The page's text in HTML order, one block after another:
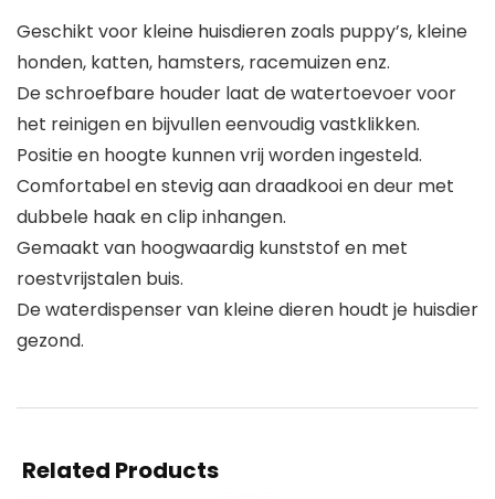
Geschikt voor kleine huisdieren zoals puppy’s, kleine
honden, katten, hamsters, racemuizen enz.
De schroefbare houder laat de watertoevoer voor
het reinigen en bijvullen eenvoudig vastklikken.
Positie en hoogte kunnen vrij worden ingesteld.
Comfortabel en stevig aan draadkooi en deur met
dubbele haak en clip inhangen.
Gemaakt van hoogwaardig kunststof en met
roestvrijstalen buis.
De waterdispenser van kleine dieren houdt je huisdier
gezond.
Related Products